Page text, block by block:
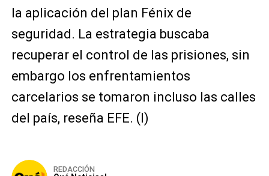
la aplicación del plan Fénix de
seguridad. La estrategia buscaba
recuperar el control de las prisiones, sin
embargo los enfrentamientos
carcelarios se tomaron incluso las calles
del país, reseña EFE. (I)
REDACCIÓN